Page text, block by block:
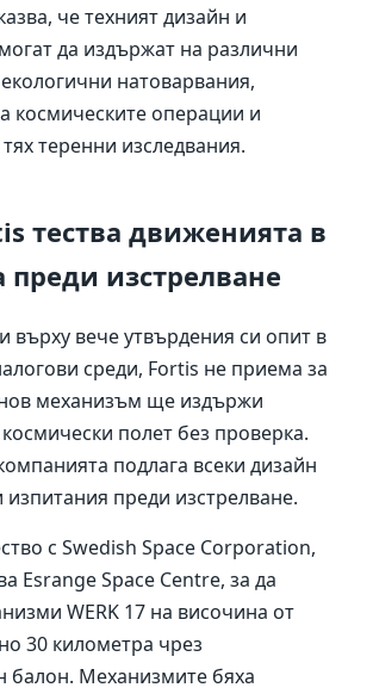
че техният дизайн и
да издържат на различни
натоварвания,
космическите операции и
теренни изследвания.
тества движенията в
преди изстрелване
върху вече утвърдения си опит в
среди, Fortis не приема за
механизъм ще издържи
полет без проверка.
подлага всеки дизайн
преди изстрелване.
с Swedish Space Corporation,
Esrange Space Centre, за да
WERK 17 на височина от
30 километра чрез
балон. Механизмите бяха